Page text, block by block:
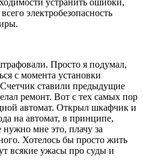
электробезопасность
Просто я подумал,
с момента установки
ставили предыдущие
ремонт. Вот с тех самых пор
автомат. Открыл шкафчик и
на автомат, в принципе,
нужно мне это, плачу за
Хотелось бы просто жить
всякие ужасы про суды и